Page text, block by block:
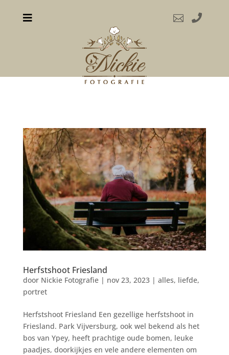
  
Herfstshoot Friesland
door Nickie Fotografie| nov 23, 2023| alles, liefde,
portret
Herfstshoot Friesland Een gezellige herfstshoot in
Friesland. Park Vijversburg, ook wel bekend als het
bos van Ypey, heeft prachtige oude bomen, leuke
paadjes, doorkijkjes en vele andere elementen om